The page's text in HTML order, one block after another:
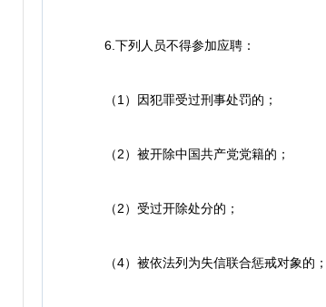
6.下列人员不得参加应聘：
（1）因犯罪受过刑事处罚的；
（2）被开除中国共产党党籍的；
（2）受过开除处分的；
（4）被依法列为失信联合惩戒对象的；